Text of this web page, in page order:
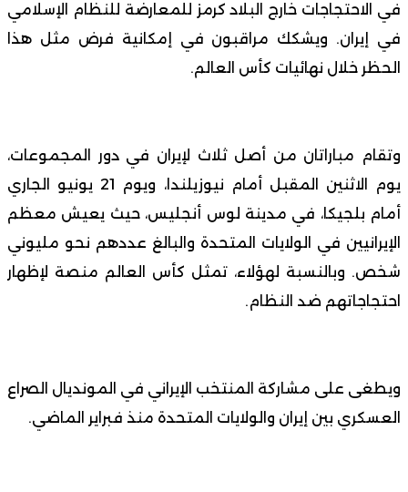
في الاحتجاجات خارج البلاد كرمز للمعارضة للنظام الإسلامي
في إيران. ويشكك مراقبون في إمكانية فرض مثل هذا
الحظر خلال نهائيات كأس العالم.
وتقام مباراتان من أصل ثلاث لإيران في دور المجموعات،
يوم الاثنين المقبل أمام نيوزيلندا، ويوم 21 يونيو الجاري
أمام بلجيكا، في مدينة لوس أنجليس، حيث يعيش معظم
الإيرانيين في الولايات المتحدة والبالغ عددهم نحو مليوني
شخص. وبالنسبة لهؤلاء، تمثل كأس العالم منصة لإظهار
احتجاجاتهم ضد النظام.
ويطغى على مشاركة المنتخب الإيراني في المونديال الصراع
العسكري بين إيران والولايات المتحدة منذ فبراير الماضي.